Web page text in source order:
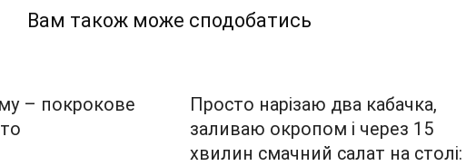
Вам також може сподобатись
– покрокове
Просто нарізаю два кабачка,
заливаю окропом і через 15
хвилин смачний салат на столі: